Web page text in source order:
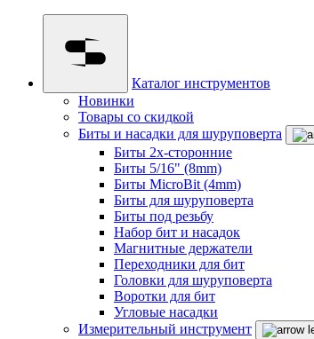
Каталог инструментов
Новинки
Товары со скидкой
Биты и насадки для шуруповерта
Биты 2х-сторонние
Биты 5/16" (8mm)
Биты MicroBit (4mm)
Биты для шуруповерта
Биты под резьбу
Набор бит и насадок
Магнитные держатели
Переходники для бит
Головки для шуруповерта
Воротки для бит
Угловые насадки
Измерительный инструмент